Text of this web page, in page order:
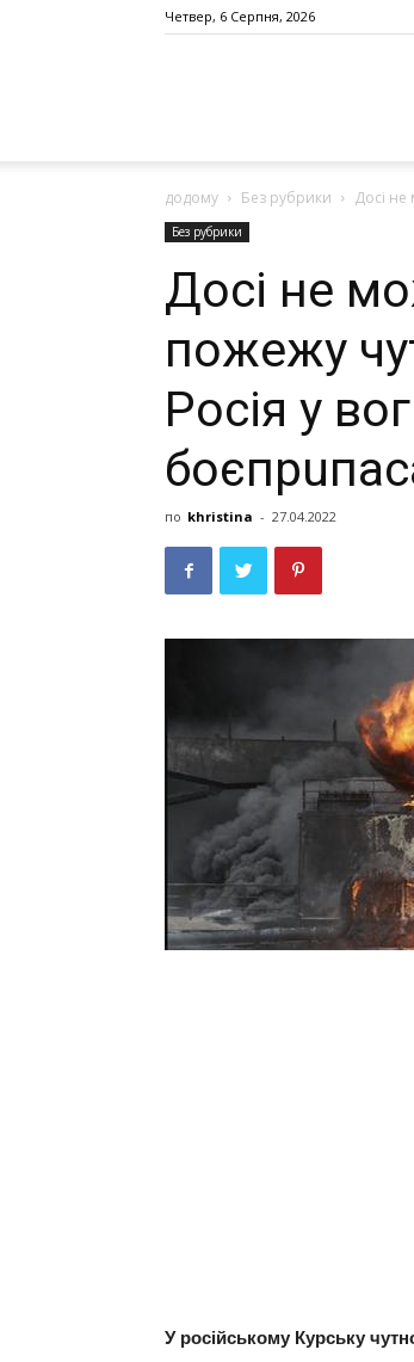
Четвер, 6 Серпня, 2026
додому Без рубрики Досі не
Без рубрики
Досі не
пoжeжy
Росія у
по khristina - 27.04.2022
У російському Курську